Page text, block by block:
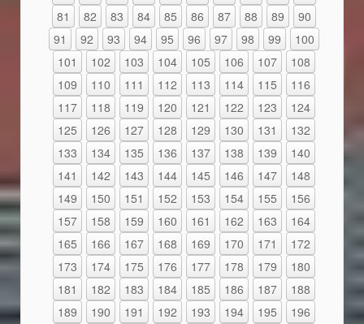
81
82 83 84 85 86 87 88 89
90
91
92 93 94 95 96 97 98 99
100
101
102 103 104 105 106 107
108
109
110 111 112 113 114 115
116
117
118 119 120 121 122 123
124
125
126 127 128 129 130 131
132
133
134 135 136 137 138 139
140
141
142 143 144 145 146 147
148
149
150 151 152 153 154 155
156
157
158 159 160 161 162 163
164
165
166 167 168 169 170 171
172
173
174 175 176 177 178 179
180
181
182 183 184 185 186 187
188
189
190 191 192 193 194 195
196